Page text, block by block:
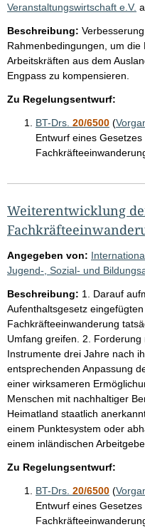
Veranstaltungswirtschaft e.V.
Beschreibung:
Rahmenbedingungen, um
Arbeitskräften aus dem
Engpass zu kompensieren.
Zu Regelungsentwurf:
BT-Drs. 20/6500 (
Entwurf eines
Weiterentwicklung
Angegeben von:
Jugend-, Sozial- und
Beschreibung: 1. Darauf
Aufenthaltsgesetz
Fachkräfteeinwanderung
Umfang greifen. 2.
Instrumente drei Jahre nach
entsprechenden Anpassung
einer wirksameren
Menschen mit nachhaltiger
Heimatland staatlich
einem Punktesystem oder
einem inländischen
Zu Regelungsentwurf:
BT-Drs. 20/6500 (
Entwurf eines